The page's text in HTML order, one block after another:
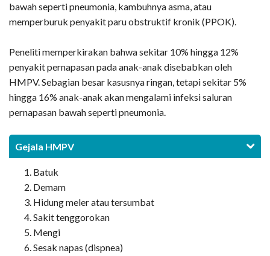
bawah seperti pneumonia, kambuhnya asma, atau
memperburuk penyakit paru obstruktif kronik (PPOK).
Peneliti memperkirakan bahwa sekitar 10% hingga 12%
penyakit pernapasan pada anak-anak disebabkan oleh
HMPV. Sebagian besar kasusnya ringan, tetapi sekitar 5%
hingga 16% anak-anak akan mengalami infeksi saluran
pernapasan bawah seperti pneumonia.
Gejala HMPV
Batuk
Demam
Hidung meler atau tersumbat
Sakit tenggorokan
Mengi
Sesak napas (dispnea)